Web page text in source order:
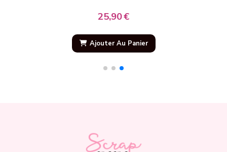
8,90€
Ajouter Au Panier